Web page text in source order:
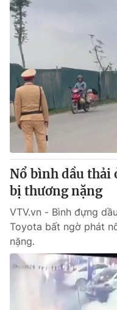
Video
VTV Money
VTV Sức khoẻ
Thị trường 24h
VTV4
VTV9
Liên hệ tòa soạn
THỜI BÁO VTV
Nổ bình dầu thải
bị thương nặng
VTV.vn - Bình đựng
Toyota bất ngờ phát
nặng.